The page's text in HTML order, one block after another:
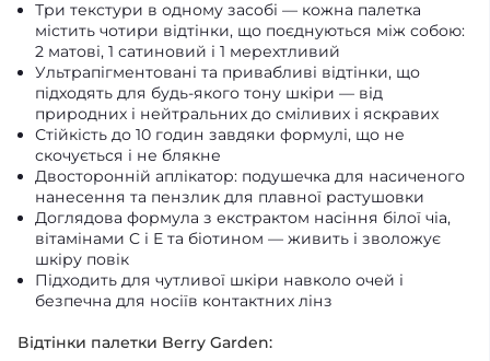
Три текстури в одному засобі — кожна палетка
містить чотири відтінки, що поєднуються між собою:
2 матові, 1 сатиновий і 1 мерехтливий
Ультрапігментовані та привабливі відтінки, що
підходять для будь-якого тону шкіри — від
природних і нейтральних до сміливих і яскравих
Стійкість до 10 годин завдяки формулі, що не
скочується і не блякне
Двосторонній аплікатор: подушечка для насиченого
нанесення та пензлик для плавної растушовки
Доглядова формула з екстрактом насіння білої чіа,
вітамінами C і E та біотином — живить і зволожує
шкіру повік
Підходить для чутливої шкіри навколо очей і
безпечна для носіїв контактних лінз
Відтінки палетки Berry Garden: